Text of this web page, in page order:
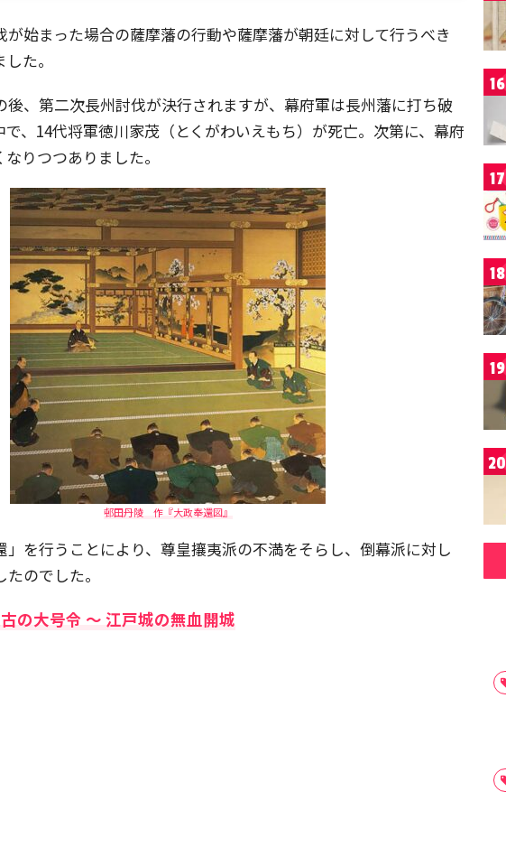
が始まった場合の薩摩藩の行動や薩摩藩が朝廷に対して行うべき
た。
後、第二次長州討伐が決行されますが、幕府軍は長州藩に打ち破
で、14代将軍徳川家茂（とくがわいえもち）が死亡。次第に、幕府
りつつありました。
邨田丹陵 作『大政奉還図』
」を行うことにより、尊皇攘夷派の不満をそらし、倒幕派に対し
のでした。
の大号令 〜 江戸城の無血開城
16
17
18
19
20